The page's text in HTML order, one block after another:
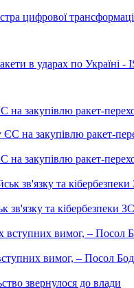
цифрової
в ударах по Україні -
закупівлю ракет-
закупівлю ракет-
зв'язку та кібербезпеки
вимог, – Посол